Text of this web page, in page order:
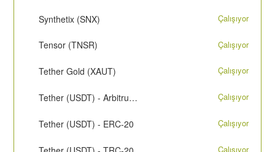
Synthetix (SNX) Çalışıyor
Tensor (TNSR) Çalışıyor
Tether Gold (XAUT) Çalışıyor
Tether (USDT) - Arbitrum One Çalışıyor
Tether (USDT) - ERC-20 Çalışıyor
Çalışıyor